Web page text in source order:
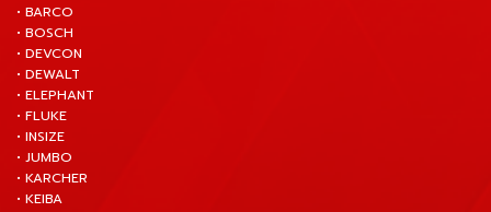
• BARCO
• BOSCH
• DEVCON
• DEWALT
• ELEPHANT
• FLUKE
• INSIZE
• JUMBO
• KARCHER
• KEIBA